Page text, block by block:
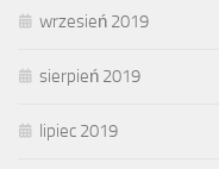
wrzesień 2019
sierpień 2019
lipiec 2019